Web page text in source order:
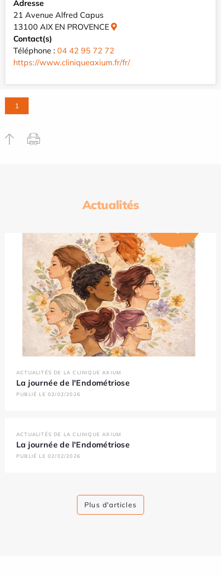
Adresse
21 Avenue Alfred Capus
13100 AIX EN PROVENCE
Contact(s)
Téléphone : 04 42 95 72 72
https://www.cliniqueaxium.fr/fr/
1
Actualités
ACTUALITÉS DE LA CLINIQUE AXIUM
La journée de l'Endométriose
PUBLIÉ LE 02/02/2026
ACTUALITÉS DE LA CLINIQUE AXIUM
La journée de l'Endométriose
PUBLIÉ LE 02/02/2026
Plus d'articles